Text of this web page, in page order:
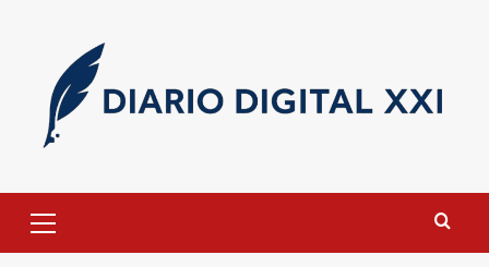
contenido
primario